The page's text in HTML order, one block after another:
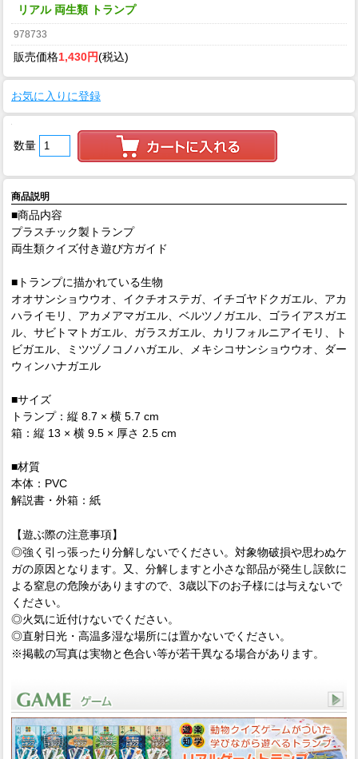
リアル 両生類 トランプ
978733
販売価格1,430円(税込)
お気に入りに登録
数量
商品説明
■商品内容
プラスチック製トランプ
両生類クイズ付き遊び方ガイド
■トランプに描かれている生物
オオサンショウウオ、イクチオステガ、イチゴヤドクガエル、アカ
ハライモリ、アカメアマガエル、ベルツノガエル、ゴライアスガエ
ル、サビトマトガエル、ガラスガエル、カリフォルニアイモリ、ト
ビガエル、ミツヅノコノハガエル、メキシコサンショウウオ、ダー
ウィンハナガエル
■サイズ
トランプ：縦 8.7 × 横 5.7 cm
箱：縦 13 × 横 9.5 × 厚さ 2.5 cm
■材質
本体：PVC
解説書・外箱：紙
【遊ぶ際の注意事項】
◎強く引っ張ったり分解しないでください。対象物破損や思わぬケ
ガの原因となります。又、分解しますと小さな部品が発生し誤飲に
よる窒息の危険がありますので、3歳以下のお子様には与えないで
ください。
◎火気に近付けないでください。
◎直射日光・高温多湿な場所には置かないでください。
※掲載の写真は実物と色合い等が若干異なる場合があります。